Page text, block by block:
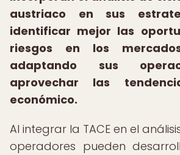
austriaco en sus
identificar mejor las
riesgos en los
adaptando sus
aprovechar las
económico.
Al integrar la TACE en el
operadores pueden